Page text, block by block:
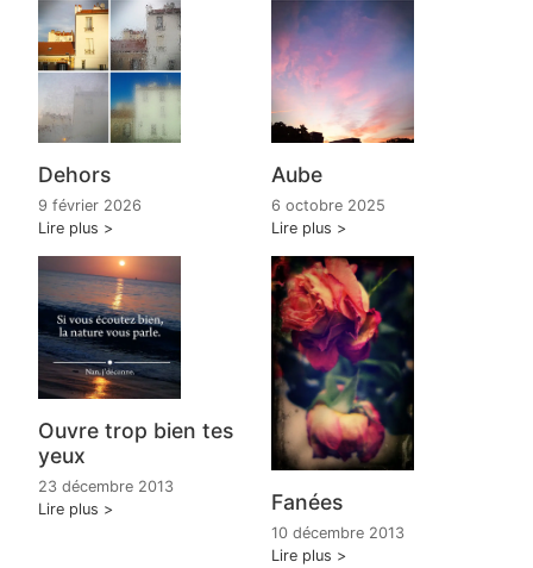
Dehors
9 février 2026
Lire plus
Aube
6 octobre 2025
Lire plus
Ouvre trop bien tes
yeux
23 décembre 2013
Lire plus
Fanées
10 décembre 2013
Lire plus